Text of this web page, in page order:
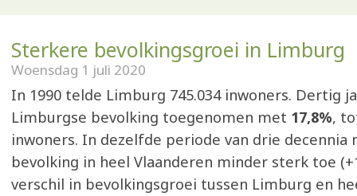
Sterkere bevolkingsgroei in Limburg
Woensdag 1 juli 2020
In 1990 telde Limburg 745.034 inwoners. Dertig
Limburgse bevolking toegenomen met 17,8%,
inwoners. In dezelfde periode van drie decennia
bevolking in heel Vlaanderen minder sterk toe
verschil in bevolkingsgroei tussen Limburg en